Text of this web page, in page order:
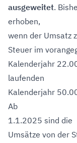
ausgeweitet.
erhoben,
wenn der Umsatz
Steuer im
Kalenderjahr
laufenden
Kalenderjahr
Ab
1.1.2025 sind die
Umsätze von der